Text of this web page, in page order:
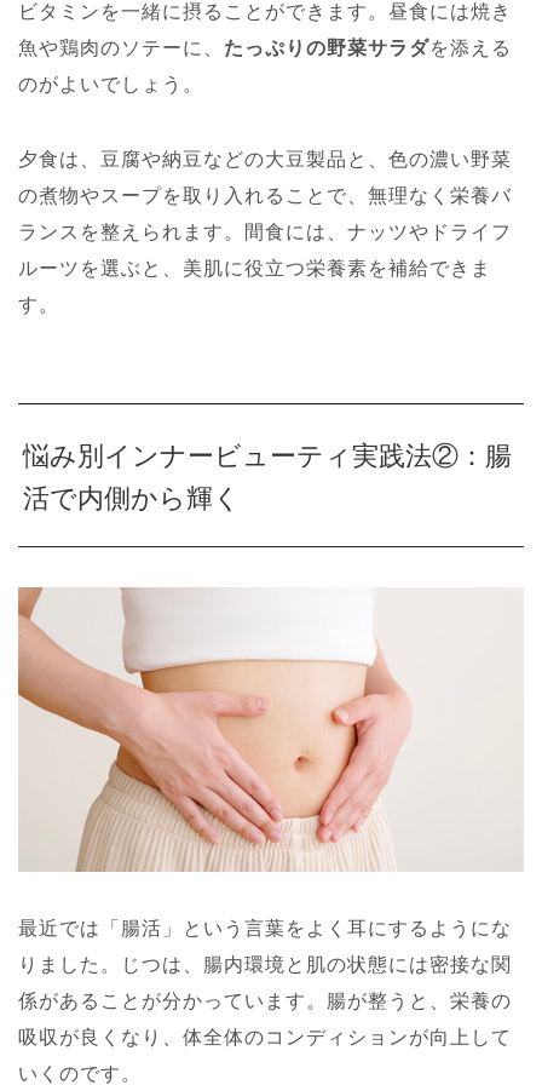
ビタミンを一緒に摂ることができます。昼食には焼き
魚や鶏肉のソテーに、 たっぷりの野菜サラダを添える
のがよいでしょう。
夕食は、豆腐や納豆などの大豆製品と、色の濃い野菜
の煮物やスープを取り入れることで、無理なく栄養バ
ランスを整えられます。間食には、ナッツやドライフ
ルーツを選ぶと、美肌に役立つ栄養素を補給できま
す。
悩み別インナービューティ実践法②：腸
活で内側から輝く
最近では「腸活」という言葉をよく耳にするようにな
りました。じつは、腸内環境と肌の状態には密接な関
係があることが分かっています。腸が整うと、栄養の
吸収が良くなり、体全体のコンディションが向上して
いくのです。